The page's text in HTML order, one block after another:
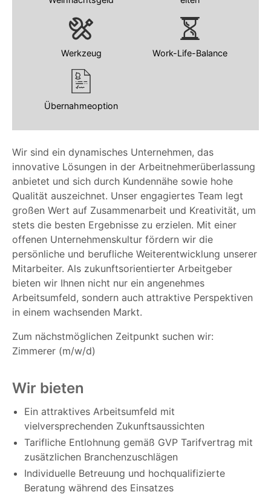
Wir sind ein dynamisches Unternehmen, das
innovative Lösungen in der Arbeitnehmerüberlassung
anbietet und sich durch Kundennähe sowie hohe
Qualität auszeichnet. Unser engagiertes Team legt
großen Wert auf Zusammenarbeit und Kreativität, um
stets die besten Ergebnisse zu erzielen. Mit einer
offenen Unternehmenskultur fördern wir die
persönliche und berufliche Weiterentwicklung unserer
Mitarbeiter. Als zukunftsorientierter Arbeitgeber
bieten wir Ihnen nicht nur ein angenehmes
Arbeitsumfeld, sondern auch attraktive Perspektiven
in einem wachsenden Markt.
Zum nächstmöglichen Zeitpunkt suchen wir:
Zimmerer (m/w/d)
Wir bieten
Ein attraktives Arbeitsumfeld mit
vielversprechenden Zukunftsaussichten
Tarifliche Entlohnung gemäß GVP Tarifvertrag mit
zusätzlichen Branchenzuschlägen
Individuelle Betreuung und hochqualifizierte
Beratung während des Einsatzes
Werkzeug Work-Life-Balance
Übernahmeoption